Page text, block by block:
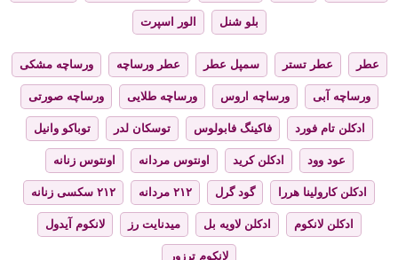
بلو شنل الور اسپرت
عطر عطر تستر سمپل عطر عطر ورساچه ورساچه مشکی
ورساچه آبی ورساچه اروس ورساچه طلایی ورساچه صورتی
ادکلن تام فورد فاکینگ فابولوس توسکان لدر توباکو وانیل
عود وود ادکلن کرید اونتوس مردانه اونتوس زنانه
ادکلن کارولینا هررا گود گرل ۲۱۲ مردانه ۲۱۲ سکسی زنانه
ادکلن لانکوم ادکلن لاویه بل میدنایت رز لانکوم آیدول
لانکوم ترزور